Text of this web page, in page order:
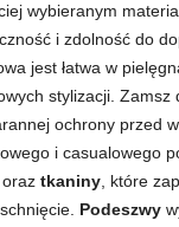
wybieranym
i zdolność do
jest łatwa w
stylizacji. Zamsz
ochrony przed
i casualowego
oraz tkaniny , które
Podeszwy